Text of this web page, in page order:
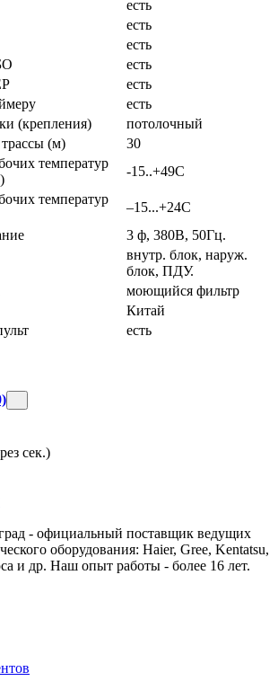
есть
есть
есть
есть
есть
есть
(крепления)
потолочный
(м)
30
температур
-15..+49С
температур
–15...+24С
3 ф, 380В, 50Гц.
внутр. блок, наруж.
блок, ПДУ.
моющийся фильтр
Китай
есть
сек.)
- официальный поставщик ведущих
оборудования: Haier, Gree, Kentatsu,
и др. Наш опыт работы - более 16 лет.